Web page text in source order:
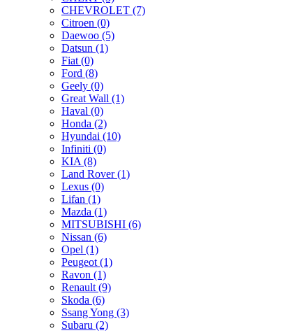
CHEVROLET (7)
Citroen (0)
Daewoo (5)
Datsun (1)
Fiat (0)
Ford (8)
Geely (0)
Great Wall (1)
Haval (0)
Honda (2)
Hyundai (10)
Infiniti (0)
KIA (8)
Land Rover (1)
Lexus (0)
Lifan (1)
Mazda (1)
MITSUBISHI (6)
Nissan (6)
Opel (1)
Peugeot (1)
Ravon (1)
Renault (9)
Skoda (6)
Ssang Yong (3)
Subaru (2)